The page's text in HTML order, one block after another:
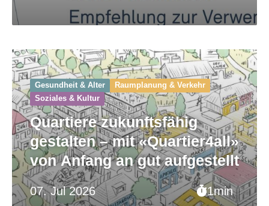
07. Jul 2026 1min
Gesundheit & Alter
Raumplanung & Verkehr
Soziales & Kultur
Quartiere zukunftsfähig
gestalten – mit «Quartier4all»
von Anfang an gut aufgestellt